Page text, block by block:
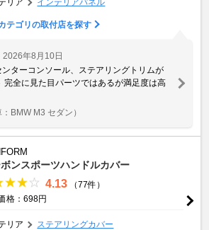
テゴリの取付店を探す
2026年8月10日
ターコンソール、ステアリングトリムが
完全に見た目パーツではあるが満足度は高
：BMW M3 セダン）
ンスポーツハンドルカバー
4.13
（77件）
格：698円
リア ステアリングカバー